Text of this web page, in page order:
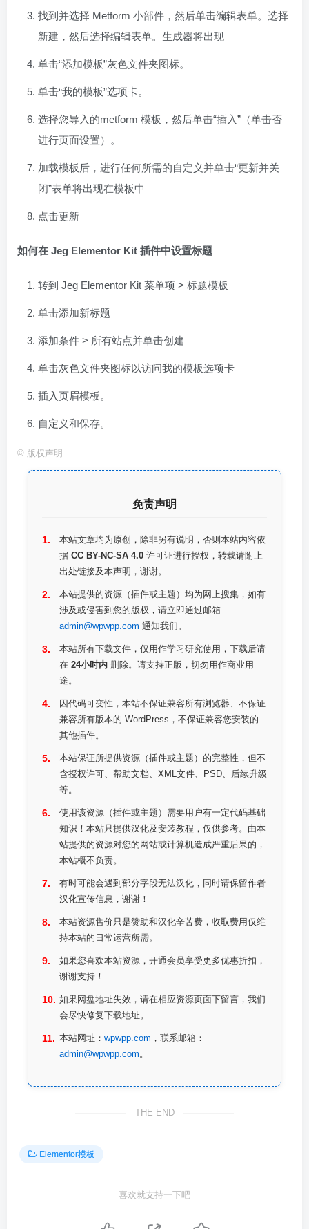
找到并选择 Metform 小部件，然后单击编辑表单。选择
新建，然后选择编辑表单。生成器将出现
单击“添加模板”灰色文件夹图标。
单击“我的模板”选项卡。
选择您导入的metform 模板，然后单击“插入”（单击否
进行页面设置）。
加载模板后，进行任何所需的自定义并单击“更新并关
闭”表单将出现在模板中
点击更新
如何在 Jeg Elementor Kit 插件中设置标题
转到 Jeg Elementor Kit 菜单项 > 标题模板
单击添加新标题
添加条件 > 所有站点并单击创建
单击灰色文件夹图标以访问我的模板选项卡
插入页眉模板。
自定义和保存。
© 版权声明
免责声明
本站文章均为原创，除非另有说明，否则本站内容依
据 CC BY-NC-SA 4.0 许可证进行授权，转载请附上
出处链接及本声明，谢谢。
本站提供的资源（插件或主题）均为网上搜集，如有
涉及或侵害到您的版权，请立即通过邮箱
admin@wpwpp.com 通知我们。
本站所有下载文件，仅用作学习研究使用，下载后请
在 24小时内 删除。请支持正版，切勿用作商业用
途。
因代码可变性，本站不保证兼容所有浏览器、不保证
兼容所有版本的 WordPress，不保证兼容您安装的
其他插件。
本站保证所提供资源（插件或主题）的完整性，但不
含授权许可、帮助文档、XML文件、PSD、后续升级
等。
使用该资源（插件或主题）需要用户有一定代码基础
知识！本站只提供汉化及安装教程，仅供参考。由本
站提供的资源对您的网站或计算机造成严重后果的，
本站概不负责。
有时可能会遇到部分字段无法汉化，同时请保留作者
汉化宣传信息，谢谢！
本站资源售价只是赞助和汉化辛苦费，收取费用仅维
持本站的日常运营所需。
如果您喜欢本站资源，开通会员享受更多优惠折扣，
谢谢支持！
如果网盘地址失效，请在相应资源页面下留言，我们
会尽快修复下载地址。
本站网址： wpwpp.com ，联系邮箱：
admin@wpwpp.com 。
THE END
Elementor模板
喜欢就支持一下吧